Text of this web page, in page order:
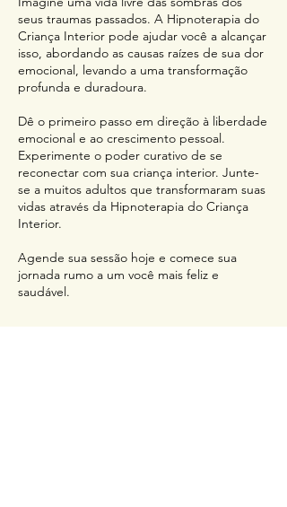
seus traumas passados. A Hipnoterapia do
Criança Interior pode ajudar você a alcançar
isso, abordando as causas raízes de sua dor
emocional, levando a uma transformação
profunda e duradoura.
Dê o primeiro passo em direção à liberdade
emocional e ao crescimento pessoal.
Experimente o poder curativo de se
reconectar com sua criança interior. Junte-
se a muitos adultos que transformaram suas
vidas através da Hipnoterapia do Criança
Interior.
Agende sua sessão hoje e comece sua
jornada rumo a um você mais feliz e
saudável.